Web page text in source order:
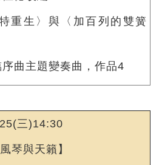
重生〉與〈加百列的雙簧
曲主題變奏曲，作品4
三)14:30
風琴與天籟】